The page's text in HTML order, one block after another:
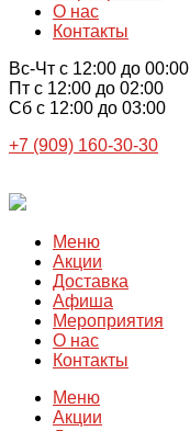
О нас
Контакты
Вс-Чт с 12:00 до 00:00
Пт с 12:00 до 02:00
Сб с 12:00 до 03:00
+7 (909) 160-30-30
Меню
Акции
Доставка
Афиша
Мероприятия
О нас
Контакты
Меню
Акции